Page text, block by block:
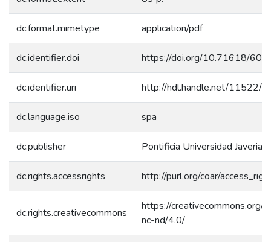
dc.format.mimetype application/pdf
dc.identifier.doi https://doi.org/10.71618/
dc.identifier.uri http://hdl.handle.net/11522/
dc.language.iso spa
dc.publisher Pontificia Universidad
dc.rights.accessrights http://purl.org/coar/
dc.rights.creativecommons
https://creativecommons.org/
nc-nd/4.0/